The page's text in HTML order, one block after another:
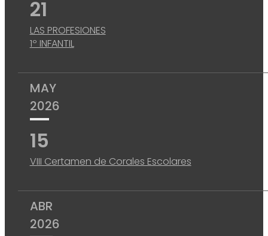
21
LAS PROFESIONES
1º INFANTIL
MAY
2026
15
VIII Certamen de Corales Escolares
ABR
2026